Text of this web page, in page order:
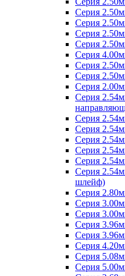
Серия
Серия
Серия
Серия
Серия
Серия
Серия
Серия
Серия
Серия
Серия
Серия
Серия
Серия
Серия
шлейф)
Серия
Серия
Серия
Серия
Серия
Серия
Серия
Серия